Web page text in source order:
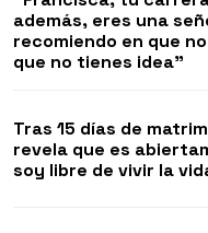
además, eres una
recomiendo en que
que no tienes idea"
Tras 15 días de
revela que es
soy libre de vivir la